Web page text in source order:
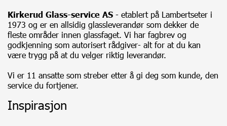
Kirkerud Glass-service AS - etablert på Lambertseter i
1973 og er en allsidig glassleverandør som dekker de
fleste områder innen glassfaget. Vi har fagbrev og
godkjenning som autorisert rådgiver- alt for at du kan
være trygg på at du velger riktig leverandør.
Vi er 11 ansatte som streber etter å gi deg som kunde, den
service du fortjener.
Inspirasjon